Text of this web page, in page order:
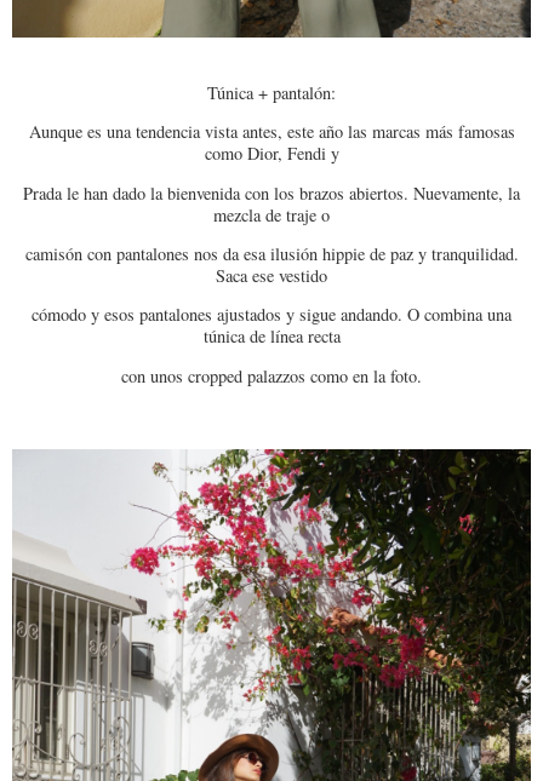
Túnica + pantalón:
Aunque es una tendencia vista antes, este año las marcas más famosas
como Dior, Fendi y
Prada le han dado la bienvenida con los brazos abiertos. Nuevamente, la
mezcla de traje o
camisón con pantalones nos da esa ilusión hippie de paz y tranquilidad.
Saca ese vestido
cómodo y esos pantalones ajustados y sigue andando. O combina una
túnica de línea recta
con unos cropped palazzos como en la foto.